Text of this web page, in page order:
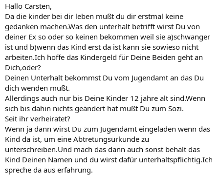
Hallo Carsten,
Da die kinder bei dir leben mußt du dir erstmal keine
gedanken machen.Was den unterhalt betrifft wirst Du von
deiner Ex so oder so keinen bekommen weil sie a)schwanger
ist und b)wenn das Kind erst da ist kann sie sowieso nicht
arbeiten.Ich hoffe das Kindergeld für Deine Beiden geht an
Dich,oder?
Deinen Unterhalt bekommst Du vom Jugendamt an das Du
dich wenden mußt.
Allerdings auch nur bis Deine Kinder 12 jahre alt sind.Wenn
sich bis dahin nichts geändert hat mußt Du zum Sozi.
Seit ihr verheiratet?
Wenn ja dann wirst Du zum Jugendamt eingeladen wenn das
Kind da ist, um eine Abtretungsurkunde zu
unterschreiben.Und mach das dann auch sonst behält das
Kind Deinen Namen und du wirst dafür unterhaltspflichtig.Ich
spreche da aus erfahrung.